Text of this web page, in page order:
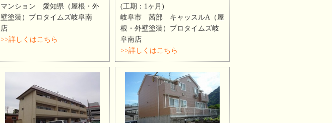
マンション 愛知県（屋根・外
壁塗装）プロタイムズ岐阜南
店
>>詳しくはこちら
(工期：1ヶ月)
岐阜市 茜部 キャッスルA（屋
根・外壁塗装）プロタイムズ岐
阜南店
>>詳しくはこちら